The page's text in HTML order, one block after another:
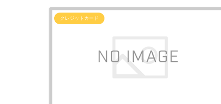
クレジットカード